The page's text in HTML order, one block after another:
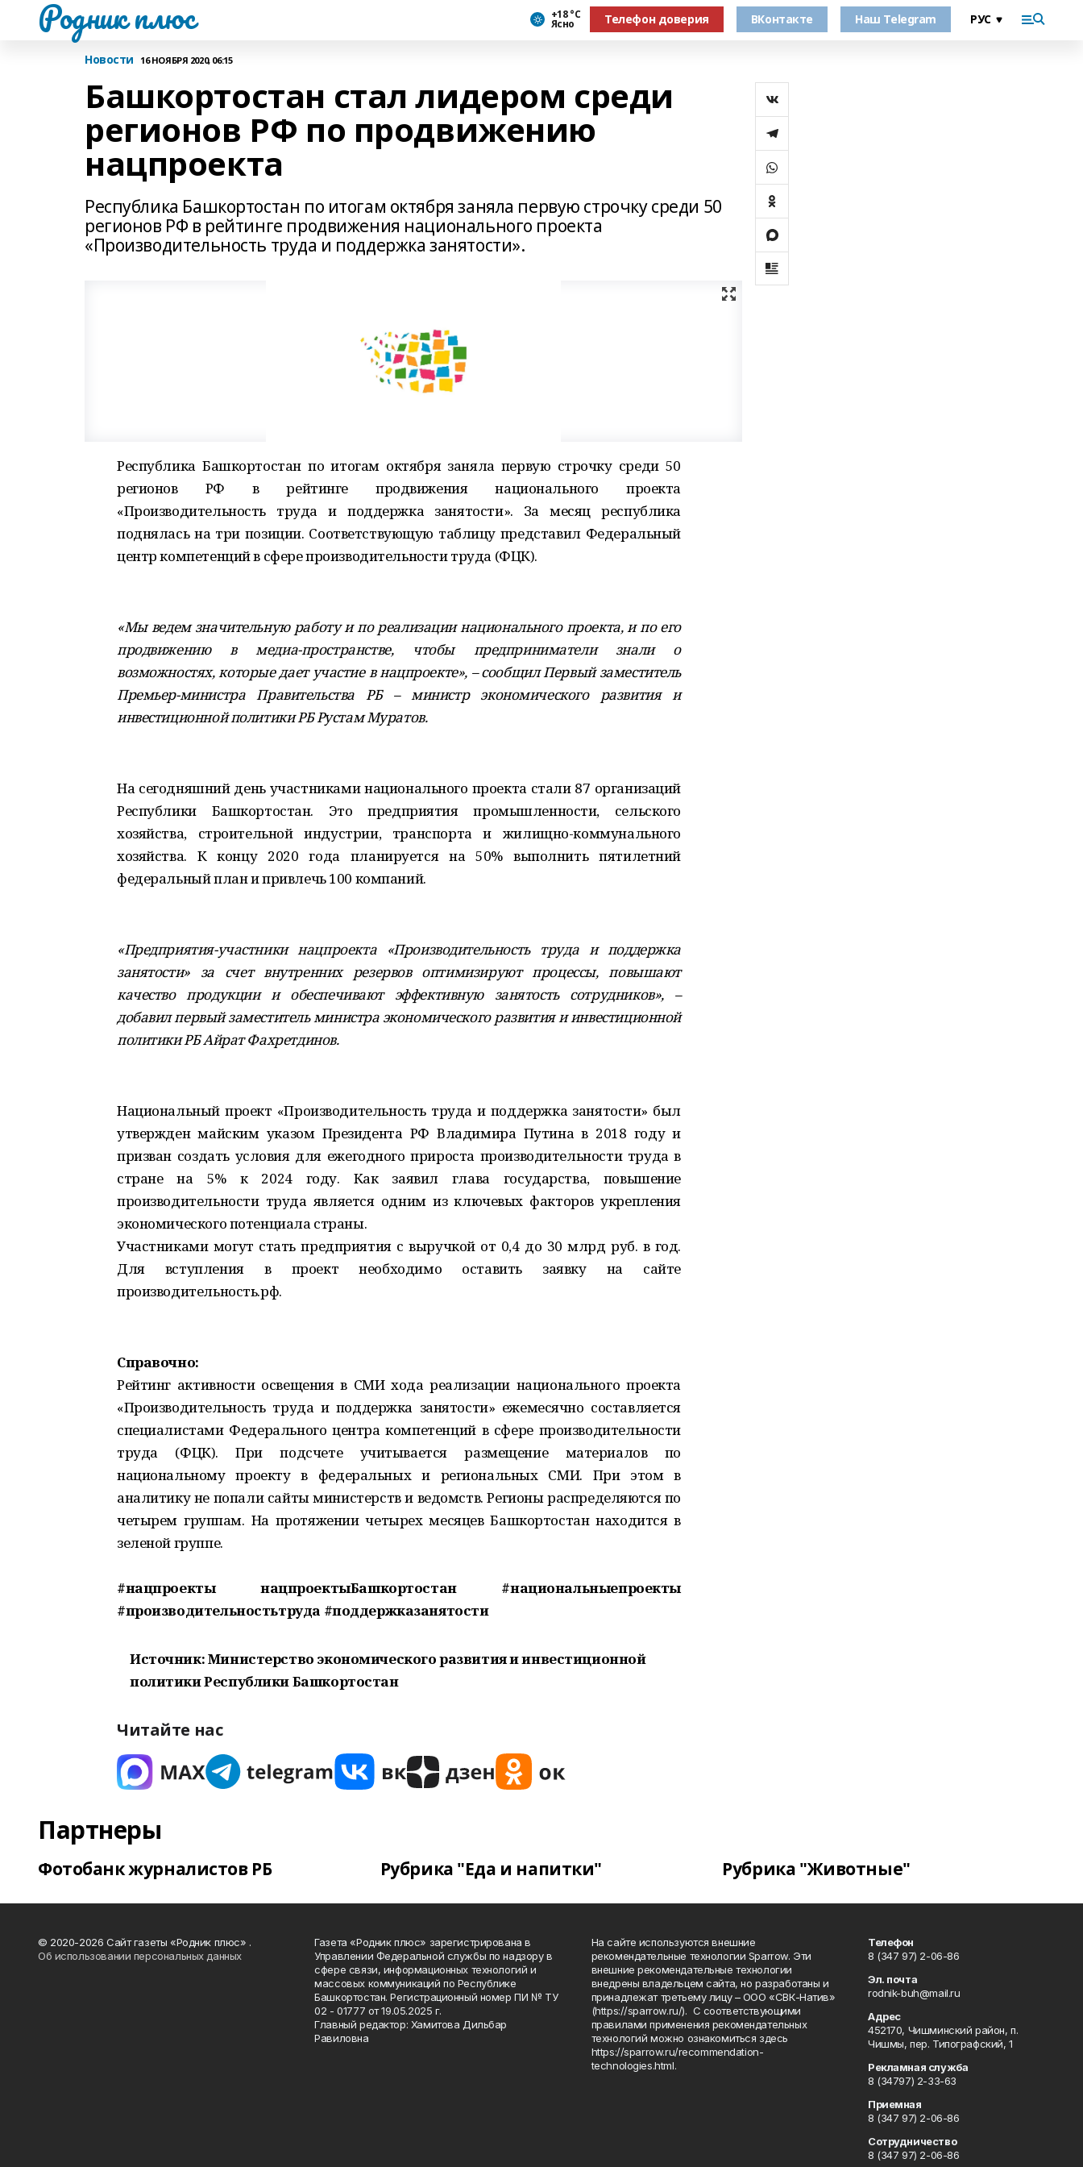
Родник плюс +18 °С
Ясно Телефон доверия ВКонтакте Наш Telegram
Новости 16 НОЯБРЯ 2020, 06:15
Башкортостан стал лидером среди
регионов РФ по продвижению
нацпроекта
Республика Башкортостан по итогам октября заняла первую строчку среди 50
регионов РФ в рейтинге продвижения национального проекта
«Производительность труда и поддержка занятости».
Республика Башкортостан по итогам октября заняла первую строчку среди 50
регионов РФ в рейтинге продвижения национального проекта
«Производительность труда и поддержка занятости». За месяц республика
поднялась на три позиции. Соответствующую таблицу представил Федеральный
центр компетенций в сфере производительности труда (ФЦК).
«Мы ведем значительную работу и по реализации национального проекта, и по его
продвижению в медиа-пространстве, чтобы предприниматели знали о
возможностях, которые дает участие в нацпроекте», – сообщил Первый заместитель
Премьер-министра Правительства РБ – министр экономического развития и
инвестиционной политики РБ Рустам Муратов.
На сегодняшний день участниками национального проекта стали 87 организаций
Республики Башкортостан. Это предприятия промышленности, сельского
хозяйства, строительной индустрии, транспорта и жилищно-коммунального
хозяйства. К концу 2020 года планируется на 50% выполнить пятилетний
федеральный план и привлечь 100 компаний.
«Предприятия-участники нацпроекта «Производительность труда и поддержка
занятости» за счет внутренних резервов оптимизируют процессы, повышают
качество продукции и обеспечивают эффективную занятость сотрудников», –
добавил первый заместитель министра экономического развития и инвестиционной
политики РБ Айрат Фахретдинов.
Национальный проект «Производительность труда и поддержка занятости» был
утвержден майским указом Президента РФ Владимира Путина в 2018 году и
призван создать условия для ежегодного прироста производительности труда в
стране на 5% к 2024 году. Как заявил глава государства, повышение
производительности труда является одним из ключевых факторов укрепления
экономического потенциала страны. ⠀
Участниками могут стать предприятия с выручкой от 0,4 до 30 млрд руб. в год.
Для вступления в проект необходимо оставить заявку на сайте
производительность.рф.
Справочно:
Рейтинг активности освещения в СМИ хода реализации национального проекта
«Производительность труда и поддержка занятости» ежемесячно составляется
специалистами Федерального центра компетенций в сфере производительности
труда (ФЦК). При подсчете учитывается размещение материалов по
национальному проекту в федеральных и региональных СМИ. При этом в
аналитику не попали сайты министерств и ведомств. Регионы распределяются по
четырем группам. На протяжении четырех месяцев Башкортостан находится в
зеленой группе.
#нацпроекты нацпроектыБашкортостан #национальныепроекты
#производительностьтруда #поддержказанятости
Источник: Министерство экономического развития и инвестиционной
политики Республики Башкортостан
Читайте нас
Партнеры
Фотобанк журналистов РБ Рубрика "Еда и напитки" Рубрика "Животные"
© 2020-2026 Сайт газеты «Родник плюс» .
Об использовании персональных данных
Газета «Родник плюс» зарегистрирована в
Управлении Федеральной службы по надзору в
сфере связи, информационных технологий и
массовых коммуникаций по Республике
Башкортостан. Регистрационный номер ПИ № ТУ
02 - 01777 от 19.05.2025 г.
Главный редактор: Хамитова Дильбар
Равиловна
На сайте используются внешние
рекомендательные технологии Sparrow. Эти
внешние рекомендательные технологии
внедрены владельцем сайта, но разработаны и
принадлежат третьему лицу – ООО «СВК-Натив»
(https://sparrow.ru/). С соответствующими
правилами применения рекомендательных
технологий можно ознакомиться здесь
https://sparrow.ru/recommendation-
technologies.html.
Телефон
8 (347 97) 2-06-86
Эл. почта
rodnik-buh@mail.ru
Адрес
452170, Чишминский район, п.
Чишмы, пер. Типографский, 1
Рекламная служба
8 (34797) 2-33-63
Приемная
8 (347 97) 2-06-86
Сотрудничество
8 (347 97) 2-06-86